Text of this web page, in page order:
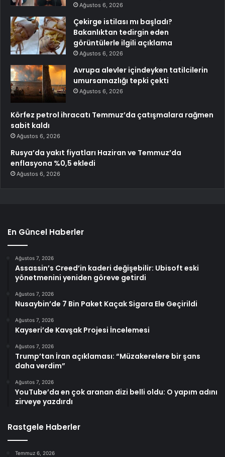
Ağustos 6, 2026
Çekirge istilası mı başladı?
Bakanlıktan tedirgin eden
görüntülerle ilgili açıklama
Ağustos 6, 2026
Avrupa alevler içindeyken tatilcilerin
umursamazlığı tepki çekti
Ağustos 6, 2026
Körfez petrol ihracatı Temmuz’da çatışmalara rağmen
sabit kaldı
Ağustos 6, 2026
Rusya’da yakıt fiyatları Haziran ve Temmuz’da
enflasyona %0,5 ekledi
Ağustos 6, 2026
En Güncel Haberler
Ağustos 7, 2026
Assassin’s Creed’in kaderi değişebilir: Ubisoft eski
yönetmenini yeniden göreve getirdi
Ağustos 7, 2026
Nusaybin’de 7 Bin Paket Kaçak Sigara Ele Geçirildi
Ağustos 7, 2026
Kayseri’de Kavşak Projesi İncelemesi
Ağustos 7, 2026
Trump’tan İran açıklaması: “Müzakerelere bir şans
daha verdim”
Ağustos 7, 2026
YouTube’da en çok aranan dizi belli oldu: O yapım adını
zirveye yazdırdı
Rastgele Haberler
Temmuz 6, 2026